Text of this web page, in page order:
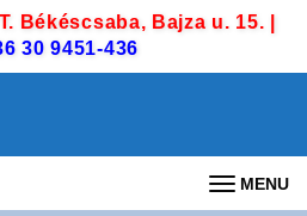
Békéscsaba, Bajza u. 15. |
30 9451-436
MENU